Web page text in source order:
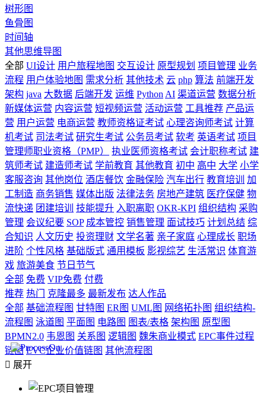
树形图
鱼骨图
时间轴
其他思维导图
全部 UI设计 用户旅程地图 交互设计 原型规划 项目管理 业务
流程 用户体验地图 需求分析 其他技术 云 php 算法 前端开发
架构 java 大数据 后端开发 运维 Python AI 渠道运营 数据分析
新媒体运营 内容运营 短视频运营 活动运营 工具推荐 产品运
营 用户运营 电商运营 教师资格证考试 心理咨询师考试 计算
机考试 司法考试 研究生考试 公务员考试 软考 英语考试 项目
管理师职业资格（PMP）
执业医师资格考试 会计职称考试 建
筑师考试 建造师考试 学前教育 其他教育 初中 高中 大学 小学
客服咨询 其他岗位 酒店餐饮 金融保险 汽车出行 教育培训
加
工制造 商务销售 媒体出版 法律法务 房地产建筑 医疗保健 物
流快递 团建培训 技能提升 入职离职 OKR-KPI 组织结构 采购
管理 会议纪要 SOP 成本管控 销售管理 面试技巧 计划总结 综
合知识 人文历史 投资理财 文学名著 亲子家庭 心理成长 职场
进阶 个性风格 基础版式 通用模板 影视综艺 生活常识 体育游
戏 旅游美食 节日节气
全部 免费 VIP免费 付费
推荐 热门 克隆最多 最新发布 达人作品
全部 基础流程图 甘特图 ER图 UML图 网络拓扑图 组织结构-
流程图 泳道图 平面图 电路图 图表/表格 架构图 原型图
BPMN2.0 韦恩图 关系图 逻辑图 魏朱商业模式 EPC事件过程
链图 EVC企业价值链图 其他流程图
 展开